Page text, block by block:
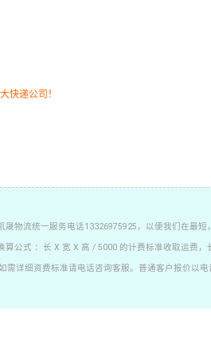
快递公司！
物流统一服务电话13326975925，以便我们在最短
公式 ：长 X 宽 X 高 / 5000 的计费标准收取运费，
需详细资费标准请电话咨询客服。普通客户报价以